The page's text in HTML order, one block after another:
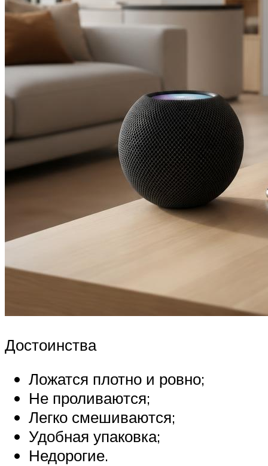
Достоинства
Ложатся плотно и ровно;
Не проливаются;
Легко смешиваются;
Удобная упаковка;
Недорогие.